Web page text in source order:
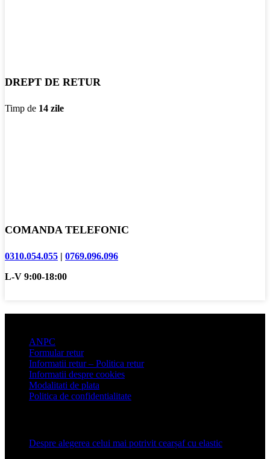
DREPT DE RETUR
Timp de 14 zile
COMANDA TELEFONIC
0310.054.055 | 0769.096.096
L-V 9:00-18:00
ANPC
Formular retur
Informatii retur – Politica retur
Informatii despre cookies
Modalitati de plata
Politica de confidentialitate
Despre alegerea celui mai potrivit cearșaf cu elastic